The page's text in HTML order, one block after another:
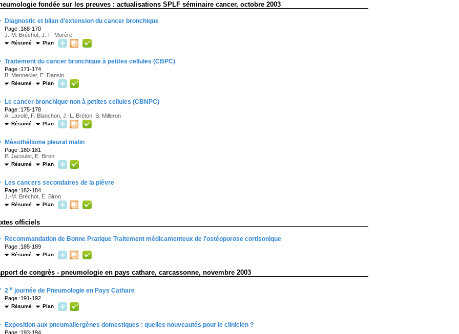
fondée sur les preuves : actualisations SPLF séminaire cancer, octobre 2003
Diagnostic et bilan d'extension du cancer bronchique
Page :168-170
J.-M. Bréchot, J.-F. Morère
Résumé Plan
Traitement du cancer bronchique à petites cellules (CBPC)
Page :171-174
B. Mennecier, E. Dansin
Résumé Plan
Le cancer bronchique non à petites cellules (CBNPC)
Page :175-178
A. Lavolé, F. Blanchon, J.-L. Breton, B. Milleron
Résumé Plan
Mésothéliome pleural malin
Page :180-181
P. Jacoulet, E. Biron
Résumé Plan
Les cancers secondaires de la plèvre
Page :182-184
J.-M. Bréchot, E. Biron
Résumé Plan
officiels
Recommandation de Bonne Pratique Traitement médicamenteux de l'ostéoporose cortisonique
Page :185-189
Résumé Plan
de congrès - pneumologie en pays cathare, carcassonne, novembre 2003
2 e journée de Pneumologie en Pays Cathare
Page :191-192
Résumé Plan
Exposition aux pneumallergènes domestiques : quelles nouveautés pour le clinicien ?
Page :193-194